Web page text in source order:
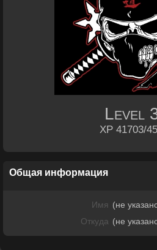
Level
XP 41703/
Общая информация
Имя (не
Откуда (не